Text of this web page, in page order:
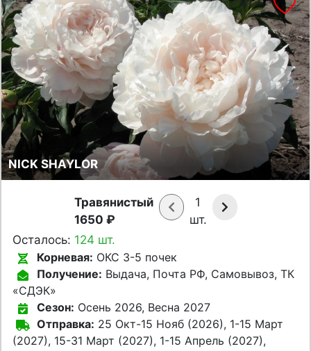
NICK SHAYLOR
Травянистый
1650 ₽
1
шт.
Осталось: 124 шт.
Корневая: ОКС 3-5 почек
Получение: Выдача, Почта РФ, Самовывоз, ТК
«СДЭК»
Сезон: Осень 2026, Весна 2027
Отправка: 25 Окт-15 Нояб (2026), 1-15 Март
(2027), 15-31 Март (2027), 1-15 Апрель (2027),